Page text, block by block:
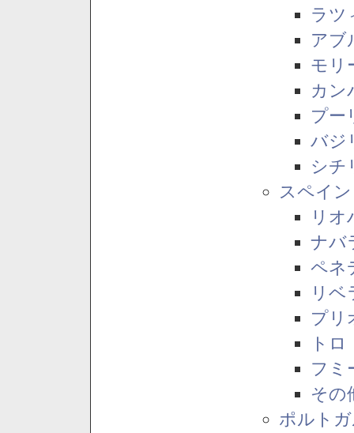
ラツ
アブ
モリ
カン
プー
バジ
シチ
スペイン
リオ
ナバ
ペネ
リベ
プリ
トロ
フミ
その
ポルト